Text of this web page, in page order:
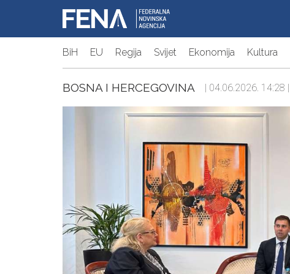
BiH EU Regija Svijet Ekonomija Kultura
BOSNA I HERCEGOVINA | 04.06.2026. 14:28 |